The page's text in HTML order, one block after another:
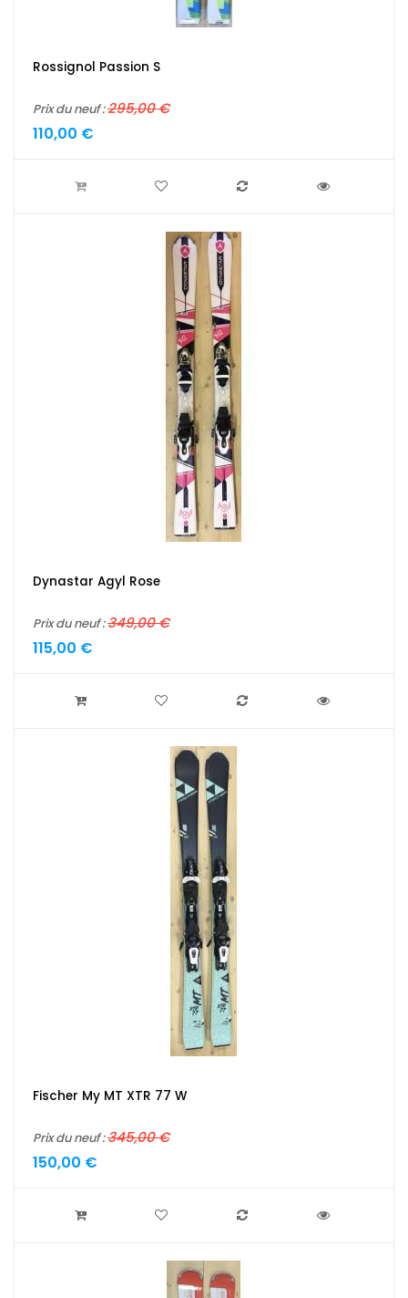
Rossignol Passion S
Prix du neuf :295,00 €
110,00 €
Dynastar Agyl Rose
Prix du neuf :349,00 €
115,00 €
Fischer My MT XTR 77 W
Prix du neuf :345,00 €
150,00 €